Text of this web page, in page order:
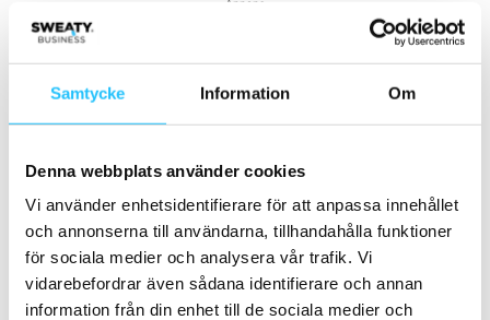
Samtycke Information Om
Denna webbplats använder cookies
Vi använder enhetsidentifierare för att anpassa innehållet
och annonserna till användarna, tillhandahålla funktioner
för sociala medier och analysera vår trafik. Vi
vidarebefordrar även sådana identifierare och annan
information från din enhet till de sociala medier och
- Annons -
MEST POPULÄRA
Succéföretaget Sensopro lanseras i
2023-01-19
Podcast: WeSports Group – strategi,
entreprenörskap och framtidens
fitnessmarknad
2025-10-29